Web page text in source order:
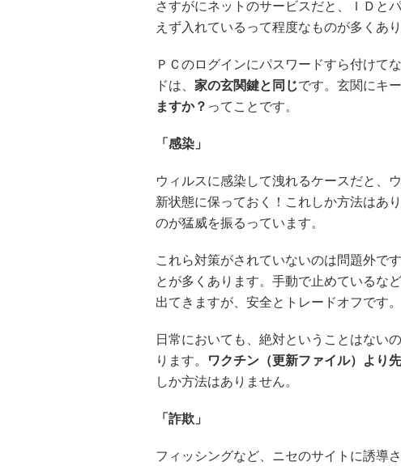
さすがにネットのサービスだと、ＩＤと
えず入れているって程度なものが多くあり
ＰＣのログインにパスワードすら付けて
ドは、 家の玄関鍵と同じです。玄関にキ
ますか？ ってことです。
「感染」
ウィルスに感染して洩れるケースだと、
新状態に保っておく！これしか方法はあ
のが猛威を振るっています。
これら対策がされていないのは問題外で
とが多くあります。手動で止めているな
出てきますが、安全とトレードオフです。
日常においても、絶対ということはない
ります。
ワクチン（更新ファイル）より
しか方法はありません。
「詐欺」
フィッシングなど、ニセのサイトに誘導